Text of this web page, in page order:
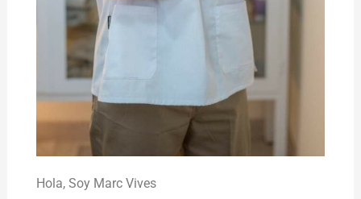
Hola,Soy Marc Vives